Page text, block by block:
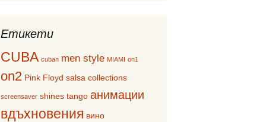
Етикети
CUBA cuban men style MIAMI on1
on2 Pink Floyd salsa collections
screensaver shines tango анимации
вдъхновения вино